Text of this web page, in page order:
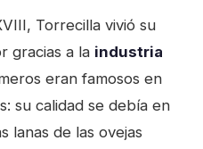
Torrecilla vivió su
gracias a la industria
eran famosos en
su calidad se debía en
lanas de las ovejas